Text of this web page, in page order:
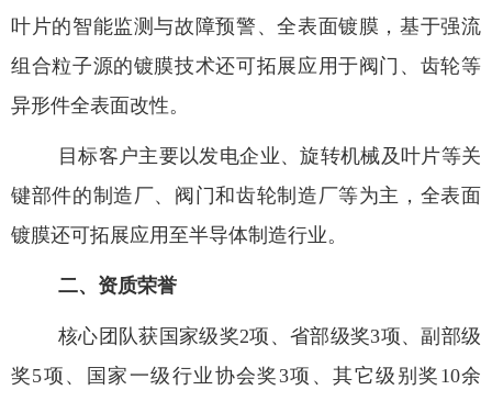
叶片的智能监测与故障预警、全表面镀膜，基于强流
组合粒子源的镀膜技术还可拓展应用于阀门、齿轮等
异形件全表面改性。
目标客户主要以发电企业、旋转机械及叶片等关
键部件的制造厂、阀门和齿轮制造厂等为主，全表面
镀膜还可拓展应用至半导体制造行业。
二、资质荣誉
核心团队获国家级奖2项、省部级奖3项、副部级
奖5项、国家一级行业协会奖3项、其它级别奖 10余